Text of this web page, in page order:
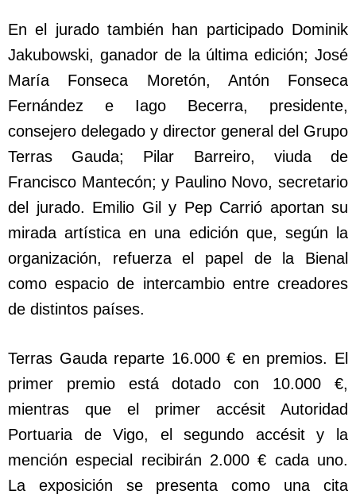
En el jurado también han participado Dominik
Jakubowski, ganador de la última edición; José
María Fonseca Moretón, Antón Fonseca
Fernández e Iago Becerra, presidente,
consejero delegado y director general del Grupo
Terras Gauda; Pilar Barreiro, viuda de
Francisco Mantecón; y Paulino Novo, secretario
del jurado. Emilio Gil y Pep Carrió aportan su
mirada artística en una edición que, según la
organización, refuerza el papel de la Bienal
como espacio de intercambio entre creadores
de distintos países.
Terras Gauda reparte 16.000 € en premios. El
primer premio está dotado con 10.000 €,
mientras que el primer accésit Autoridad
Portuaria de Vigo, el segundo accésit y la
mención especial recibirán 2.000 € cada uno.
La exposición se presenta como una cita